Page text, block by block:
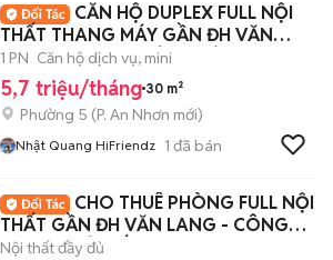
CĂN HỘ DUPLEX FULL NỘI
THẤT THANG MÁY GẦN ĐH VĂN
LANG DƯƠNG QUẢNG HÀM
1 PN Căn hộ dịch vụ, mini
5,7 triệu/tháng 30 m²
Phường 5 (P. An Nhơn mới)
Nhật Quang HiFriendz 1 đã bán
CHO THUÊ PHÒNG FULL NỘI
THẤT GẦN ĐH VĂN LANG - CÔNG
NGHIỆP GÒ VẤP
Nội thất đầy đủ